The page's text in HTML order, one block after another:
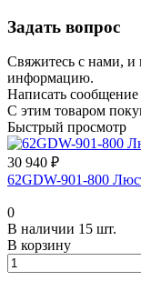
Задать вопрос
Свяжитесь с нами,
информацию.
Написать сообщение
С этим товаром
Быстрый просмотр
30 940 ₽
62GDW-901-800
0
В наличии 15 шт.
В корзину